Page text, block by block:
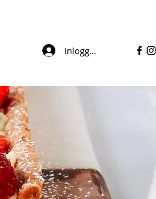
Inloggen